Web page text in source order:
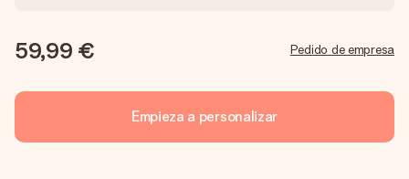
59,99 € Pedido de empresa
Empieza a personalizar